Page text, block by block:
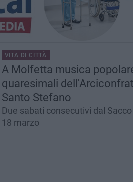
VITA DI CITTÀ
A Molfetta musica
quaresimali
Santo Stefano
Due sabati consecutivi dal Sacco
18 marzo